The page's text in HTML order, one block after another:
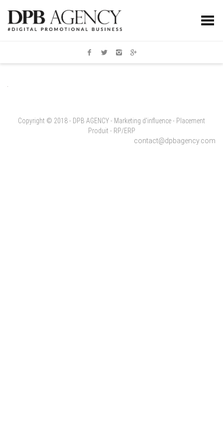
Toggle Menu
Copyright © 2018 - DPB AGENCY - Marketing d'influence - Placement
Produit - RP/ERP
contact@dpbagency.com